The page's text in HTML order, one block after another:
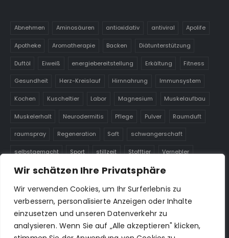
Wir schätzen Ihre Privatsphäre
Wir verwenden Cookies, um Ihr Surferlebnis zu
verbessern, personalisierte Anzeigen oder Inhalte
einzusetzen und unseren Datenverkehr zu
analysieren. Wenn Sie auf „Alle akzeptieren" klicken,
Abnehmen Aminosäuren antioxidativ antiviral Apolife
Apotheke Aromatherapie Backen Diätunterstützung
Duftöl Eiweiß energiebereitstellung Erkältung Fitness
Gesundheit Herz-Kreislauf Hirnnahrung Immunsystem
Kochen Kuscheltier Labor Magnesium Muskelaufbau
Muskelerhalt Neurodermitis Pflege Pulver Raumduft
raumspray Regeneration Saft schwangerschaft
selbstgemacht Sport stillzeit Stofftier Vernebler
Warmies Wasser Wärmetier für Kinder Zink
zirbenbaum Zirbenprodukt Öl